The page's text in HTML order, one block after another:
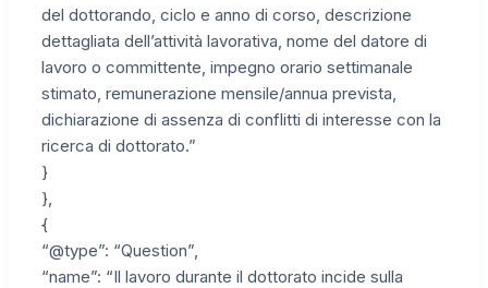
del dottorando, ciclo e anno di corso, descrizione
dettagliata dell’attività lavorativa, nome del datore di
lavoro o committente, impegno orario settimanale
stimato, remunerazione mensile/annua prevista,
dichiarazione di assenza di conflitti di interesse con la
ricerca di dottorato.”
}
},
{
“@type”: “Question”,
“name”: “Il lavoro durante il dottorato incide sulla